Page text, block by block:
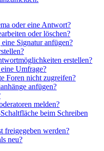
oder eine Antwort?
oder löschen?
Signatur anfügen?
erstellen?
Umfrage?
Foren nicht zugreifen?
anfügen?
melden?
beim Schreiben
freigegeben werden?
neu?